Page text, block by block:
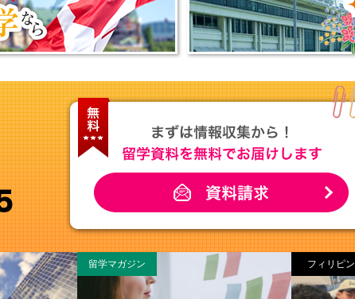
留学マガジン フィリピン